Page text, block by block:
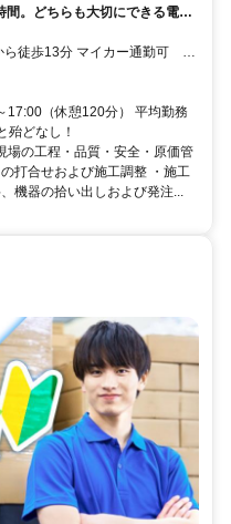
。どちらも大切にできる電気
17:00（休憩120分） 平均勤務
殆どなし！
場の工程・品質・安全・原価管
打合せおよび施工調整 ・施工
機器の拾い出しおよび発注...